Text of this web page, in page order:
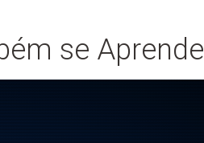
se Aprende